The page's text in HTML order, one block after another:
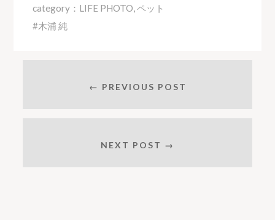
category： LIFE PHOTO,ペット
木浦 純
← PREVIOUS POST
NEXT POST →